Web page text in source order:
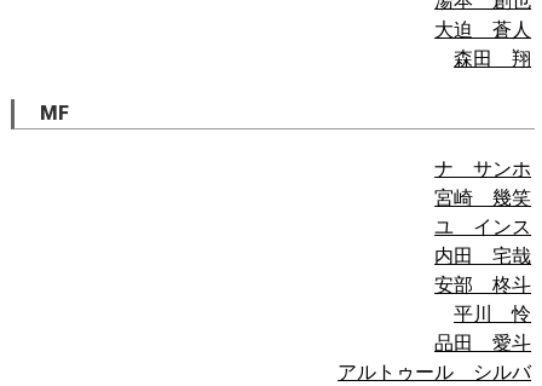
大迫 蒼人
森田 翔
MF
ナ サンホ
宮崎 幾笑
ユ インス
内田 宅哉
安部 柊斗
平川 怜
品田 愛斗
アルトゥール シルバ